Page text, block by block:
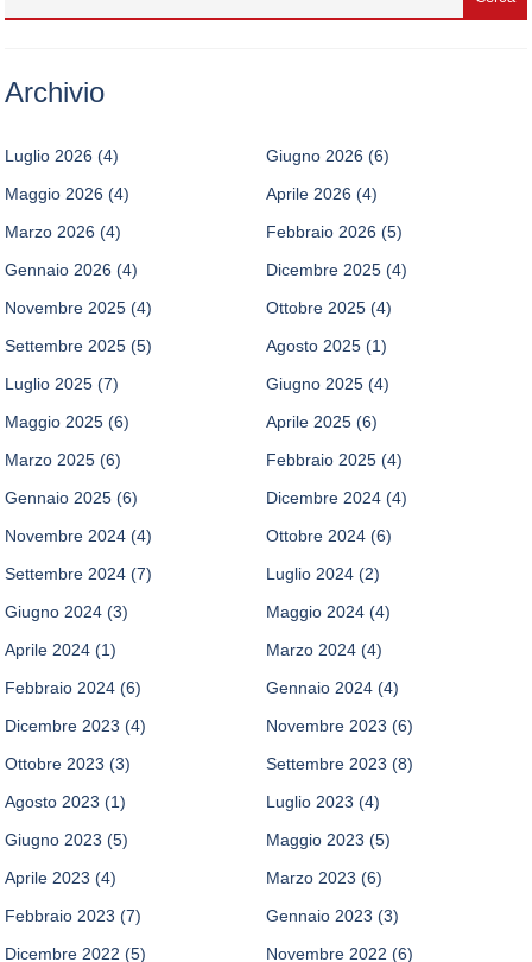
Archivio
Luglio 2026 (4) Giugno 2026 (6)
Maggio 2026 (4) Aprile 2026 (4)
Marzo 2026 (4) Febbraio 2026 (5)
Gennaio 2026 (4) Dicembre 2025 (4)
Novembre 2025 (4) Ottobre 2025 (4)
Settembre 2025 (5) Agosto 2025 (1)
Luglio 2025 (7) Giugno 2025 (4)
Maggio 2025 (6) Aprile 2025 (6)
Marzo 2025 (6) Febbraio 2025 (4)
Gennaio 2025 (6) Dicembre 2024 (4)
Novembre 2024 (4) Ottobre 2024 (6)
Settembre 2024 (7) Luglio 2024 (2)
Giugno 2024 (3) Maggio 2024 (4)
Aprile 2024 (1) Marzo 2024 (4)
Febbraio 2024 (6) Gennaio 2024 (4)
Dicembre 2023 (4) Novembre 2023 (6)
Ottobre 2023 (3) Settembre 2023 (8)
Agosto 2023 (1) Luglio 2023 (4)
Giugno 2023 (5) Maggio 2023 (5)
Aprile 2023 (4) Marzo 2023 (6)
Febbraio 2023 (7) Gennaio 2023 (3)
Dicembre 2022 (5) Novembre 2022 (6)